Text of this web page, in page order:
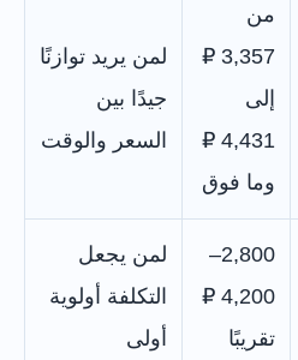
من
3,357 ₽
إلى
4,431 ₽
وما فوق
لمن يريد توازنًا
جيدًا بين
السعر والوقت
2,800–
4,200 ₽
تقريبًا
لمن يجعل
التكلفة أولوية
أولى